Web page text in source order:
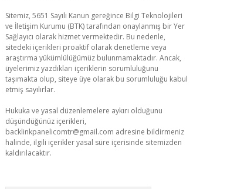
Sitemiz, 5651 Sayılı Kanun gereğince Bilgi Teknolojileri
ve İletişim Kurumu (BTK) tarafından onaylanmış bir Yer
Sağlayıcı olarak hizmet vermektedir. Bu nedenle,
sitedeki içerikleri proaktif olarak denetleme veya
araştırma yükümlülüğümüz bulunmamaktadır. Ancak,
üyelerimiz yazdıkları içeriklerin sorumluluğunu
taşımakta olup, siteye üye olarak bu sorumluluğu kabul
etmiş sayılırlar.
Hukuka ve yasal düzenlemelere aykırı olduğunu
düşündüğünüz içerikleri,
backlinkpanelicomtr@gmail.com adresine bildirmeniz
halinde, ilgili içerikler yasal süre içerisinde sitemizden
kaldırılacaktır.